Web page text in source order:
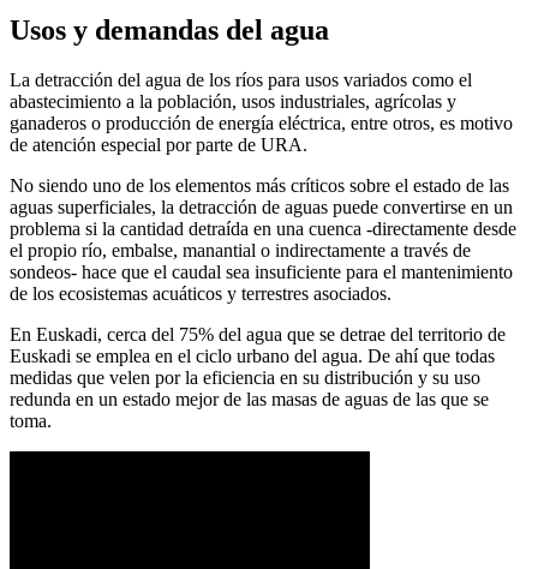
Usos y demandas del agua
La detracción del agua de los ríos para usos variados como el
abastecimiento a la población, usos industriales, agrícolas y
ganaderos o producción de energía eléctrica, entre otros, es motivo
de atención especial por parte de URA.
No siendo uno de los elementos más críticos sobre el estado de las
aguas superficiales, la detracción de aguas puede convertirse en un
problema si la cantidad detraída en una cuenca -directamente desde
el propio río, embalse, manantial o indirectamente a través de
sondeos- hace que el caudal sea insuficiente para el mantenimiento
de los ecosistemas acuáticos y terrestres asociados.
En Euskadi, cerca del 75% del agua que se detrae del territorio de
Euskadi se emplea en el ciclo urbano del agua. De ahí que todas
medidas que velen por la eficiencia en su distribución y su uso
redunda en un estado mejor de las masas de aguas de las que se
toma.